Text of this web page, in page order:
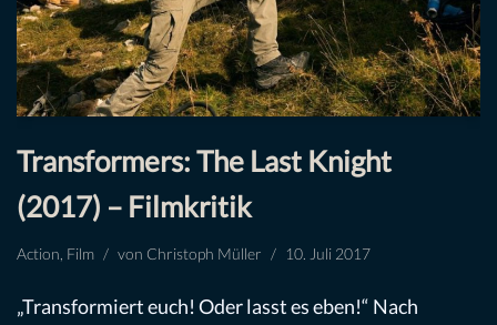
Transformers: The Last Knight
(2017) – Filmkritik
Action Film von Christoph Müller 10. Juli 2017
„Transformiert euch! Oder lasst es eben!“ Nach